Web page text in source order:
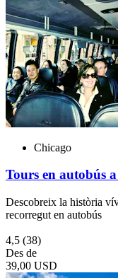
Chicago
Tours en autobús
Descobreix la història
recorregut en autobús
4,5 (38)
Des de
39,00 USD